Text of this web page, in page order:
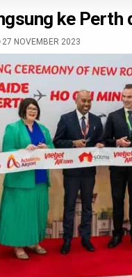
ke Perth
27 NOVEMBER 2023